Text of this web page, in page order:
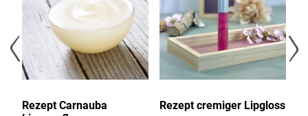
Rezept Carnauba
Rezept cremiger Lipgloss